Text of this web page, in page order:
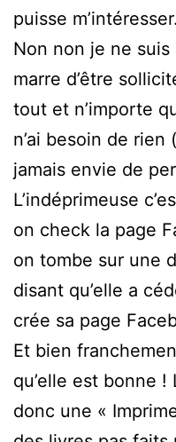
puisse
Non non je ne suis
marre d’être
tout et n’importe
n’ai besoin de
jamais envie de
L’indéprimeuse
on check la page
on tombe sur une
disant qu’elle a
crée sa page
Et bien
qu’elle est bonne !
donc une «